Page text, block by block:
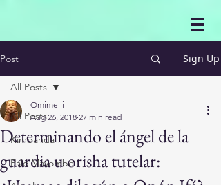
Post Sign Up
All Posts
Kimbanda
Palo Mayombe
All Posts
Determinando el ángel de la
guardia u orisha tutelar:
Omimelli
Aug 26, 2018 27 min read